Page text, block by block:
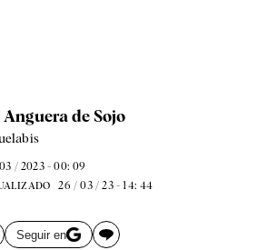
Anguera de Sojo
/ 2023 - 00: 09
26 / 03 / 23 - 14: 44
Seguir en